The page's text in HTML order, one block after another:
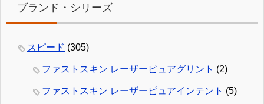
ブランド・シリーズ
スピード (305)
ファストスキン レーザーピュアグリント (2)
ファストスキン レーザーピュアインテント (5)